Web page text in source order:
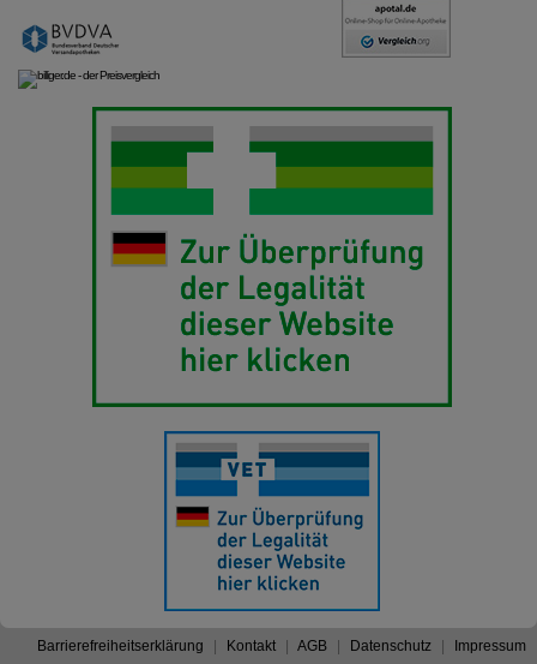
Barrierefreiheitserklärung Kontakt AGB Datenschutz Impressum